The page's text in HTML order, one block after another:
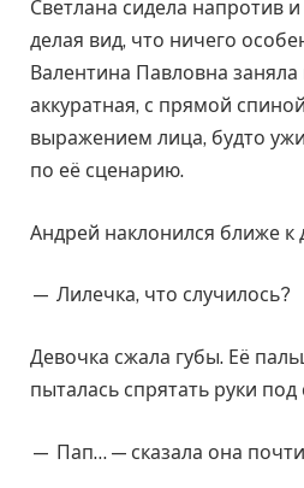
Светлана сидела напротив
делая вид, что ничего
Валентина Павловна
аккуратная, с прямой
выражением лица, будто
по её сценарию.
Андрей наклонился ближе к
— Лилечка, что случилось?
Девочка сжала губы. Её
пыталась спрятать руки под
— Пап… — сказала она